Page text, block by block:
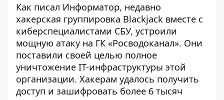
Как писал Информатор, недавно
хакерская группировка Blackjack вместе с
киберспециалистами СБУ, устроили
мощную атаку на ГК «Росводоканал». Они
поставили своей целью полное
уничтожение IT-инфраструктуры этой
организации. Хакерам удалось получить
доступ и зашифровать более 6 тысяч